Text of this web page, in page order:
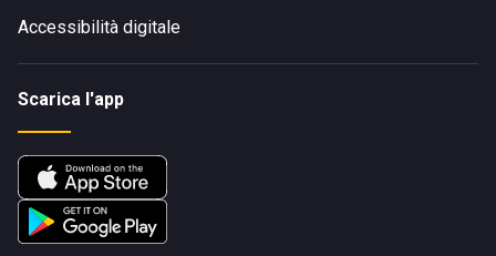
Accessibilità digitale
Scarica l'app